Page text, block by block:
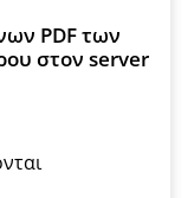
PDF των
στον server